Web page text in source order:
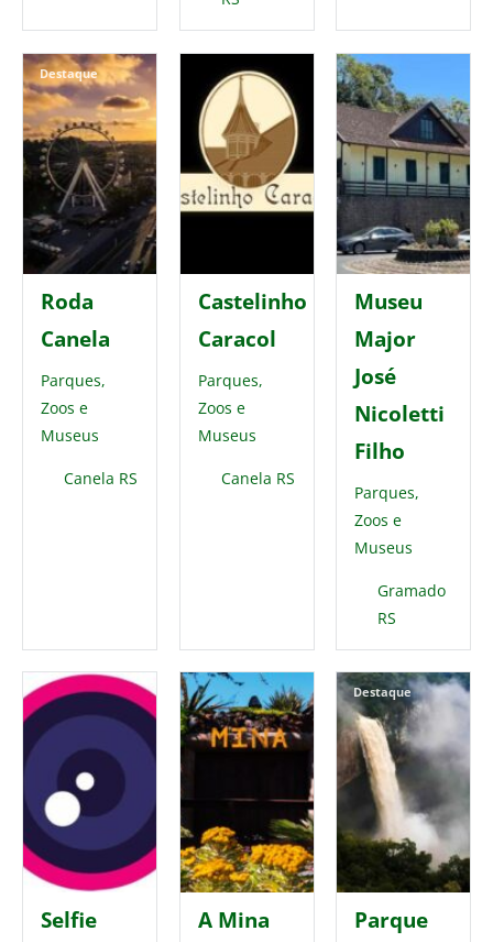
Roda
Canela
Parques,
Zoos e
Museus
Canela RS
Destaque
Castelinho
Caracol
Parques,
Zoos e
Museus
Canela RS
Museu
Major
José
Nicoletti
Filho
Parques,
Zoos e
Museus
Gramado
RS
Selfie A Mina Parque
Destaque